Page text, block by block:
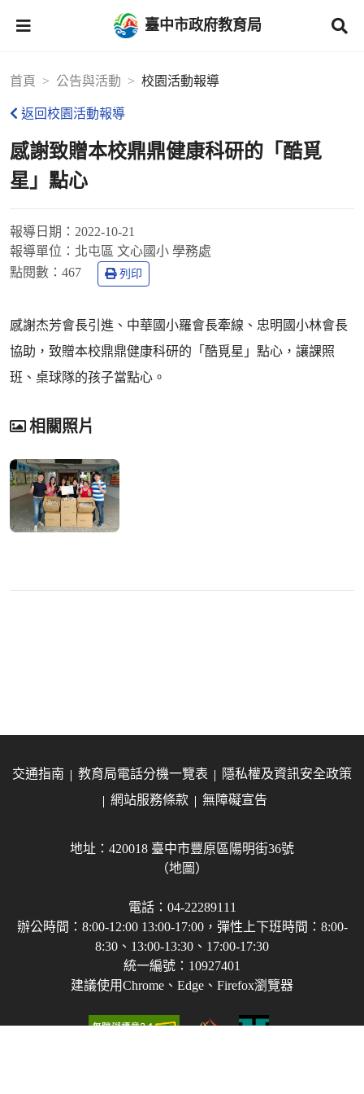
臺中市政府教育局
首頁 公告與活動 校園活動報導
返回校園活動報導
感謝致贈本校鼎鼎健康科研的「酷覓
星」點心
報導日期： 2022-10-21
報導單位： 北屯區 文心國小 學務處
點閱數： 467 列印
感謝杰芳會長引進、中華國小羅會長牽線、忠明國小林會長
協助，致贈本校鼎鼎健康科研的「酷覓星」點心，讓課照
班、桌球隊的孩子當點心。
相關照片
交通指南 教育局電話分機一覽表
隱私權及資訊安全政策
網站服務條款
無障礙宣告
地址：420018 臺中市豐原區陽明街36號
（地圖）
電話：04-22289111
辦公時間：8:00-12:00 13:00-17:00，彈性上下班時間：8:00-
8:30、13:00-13:30、17:00-17:30
統一編號：10927401
建議使用Chrome、Edge、Firefox瀏覽器